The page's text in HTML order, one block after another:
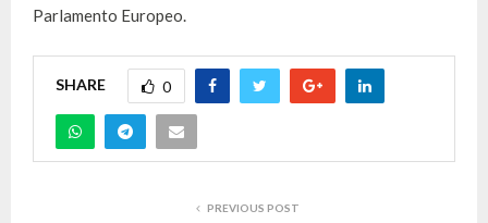
Parlamento Europeo.
SHARE 0
PREVIOUS POST